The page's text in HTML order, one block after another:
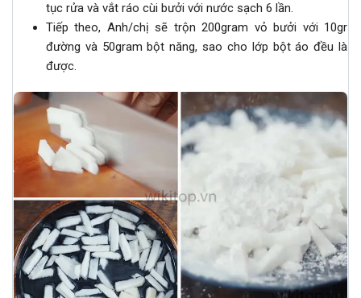
tục rửa và vắt ráo cùi bưởi với nước sạch 6 lần.
Tiếp theo, Anh/chị sẽ trộn 200gram vỏ bưởi với 10gr
đường và 50gram bột năng, sao cho lớp bột áo đều là
được.